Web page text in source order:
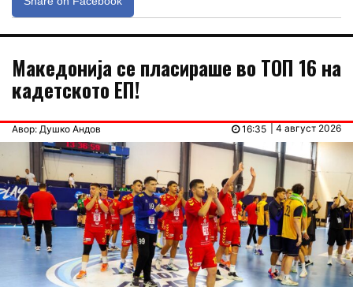
Македонија се пласираше во ТОП 16 на
кадетското ЕП!
Авор: Душко Андов | 4 август 2026
16:35